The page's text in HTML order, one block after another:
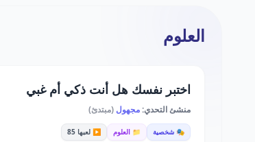
العلوم
اختبر نفسك هل أنت ذكي أم غبي
منشئ التحدي:مجهول (مبتدئ)
🎭 شخصية 📁 العلوم ▶️ لعبها 85